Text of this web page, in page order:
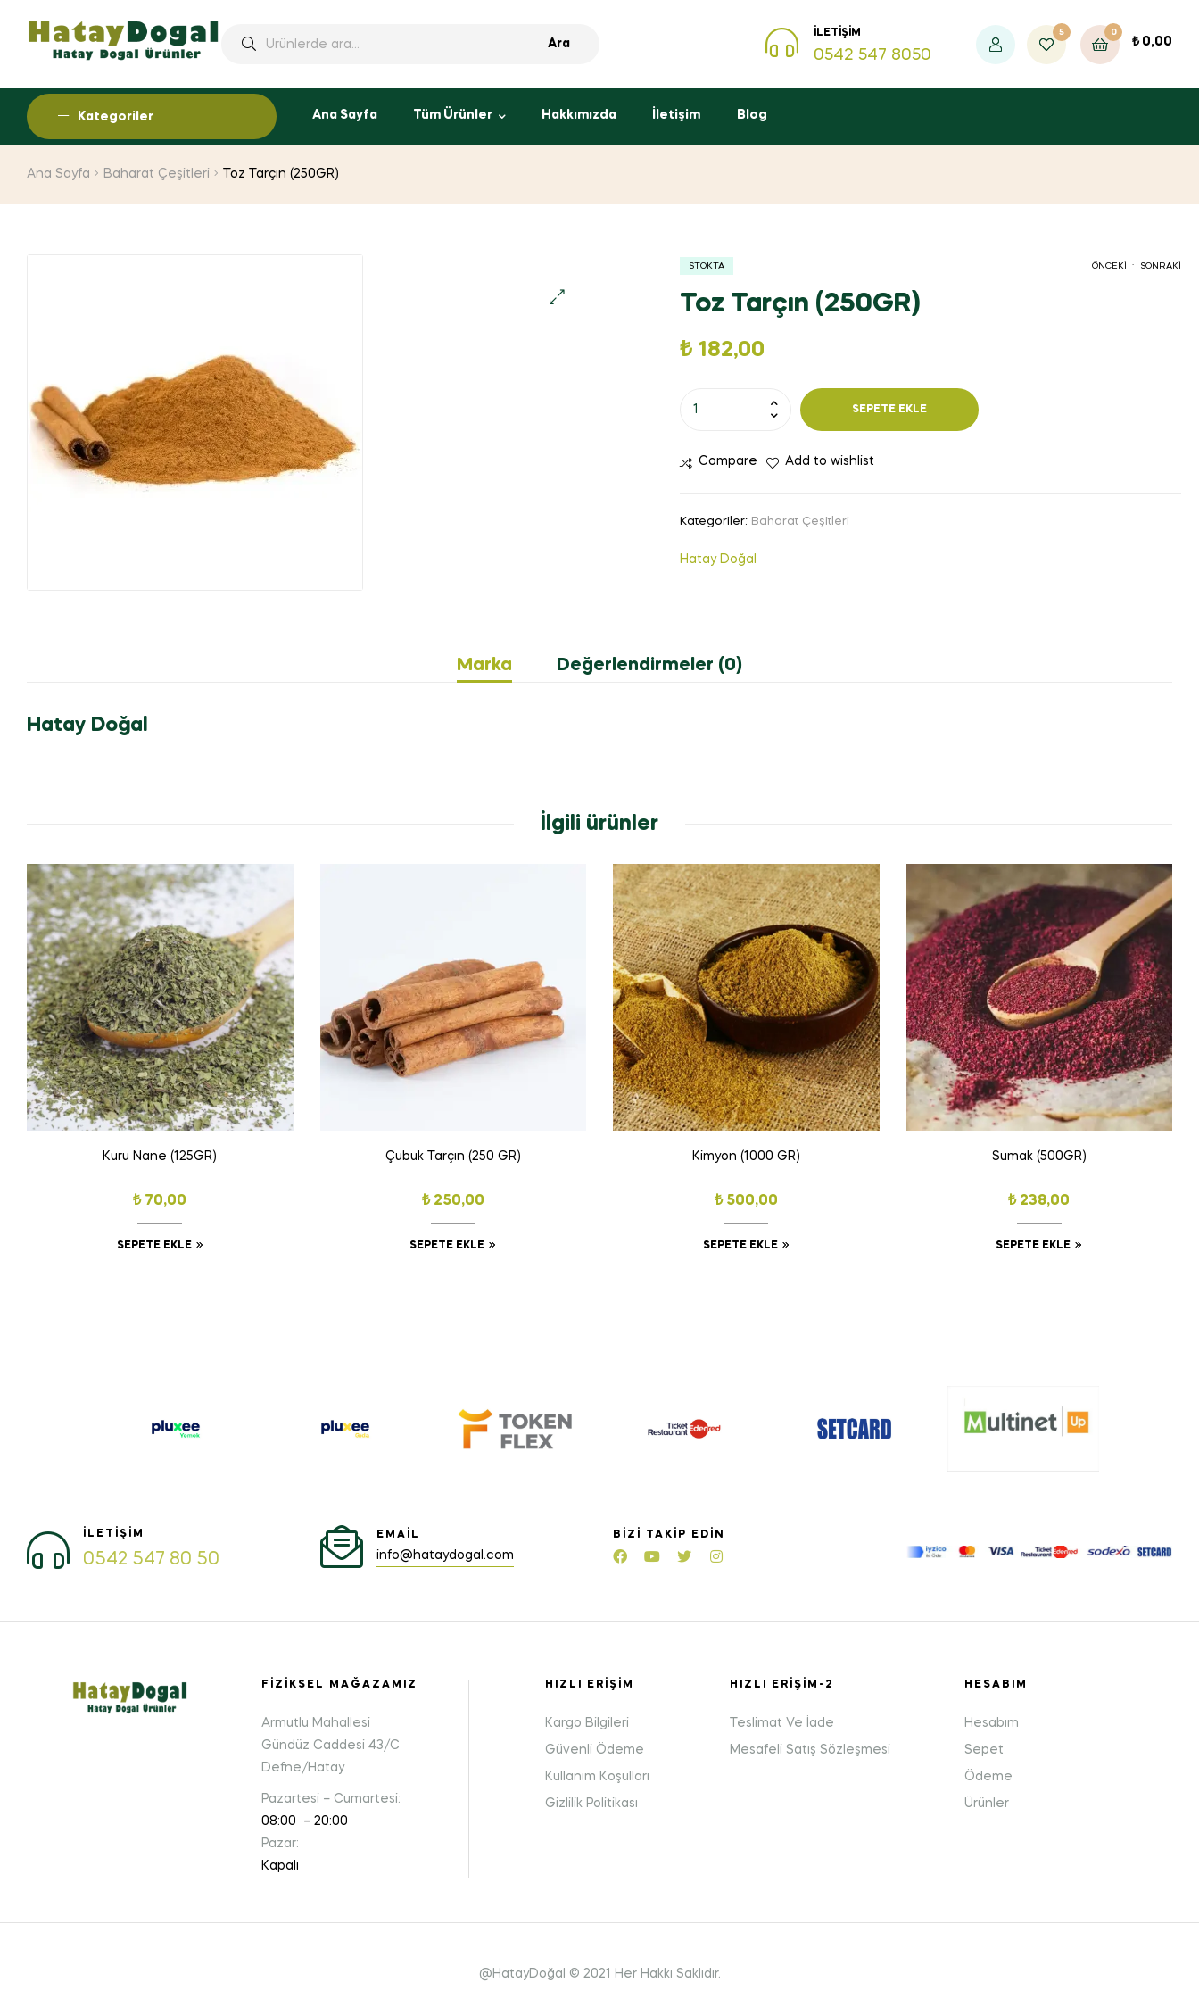
Ara
İLETIŞIM
0542 547 8050
5 0
₺ 0,00
Kategoriler Ana Sayfa Tüm Ürünler Hakkımızda İletişim Blog
Ana Sayfa Baharat Çeşitleri Toz Tarçın (250GR)
ÖNCEKI . SONRAKI
STOKTA
Toz Tarçın (250GR)
₺ 182,00
SEPETE EKLE
Compare Add to wishlist
Kategoriler: Baharat Çeşitleri
Hatay Doğal
Marka Değerlendirmeler (0)
Hatay Doğal
İlgili ürünler
Kuru Nane (125GR)
₺70,00
SEPETE EKLE
Çubuk Tarçın (250 GR)
₺250,00
SEPETE EKLE
Kimyon (1000 GR)
₺500,00
SEPETE EKLE
Sumak (500GR)
₺238,00
SEPETE EKLE
İLETIŞIM
0542 547 80 50
EMAIL
info@hataydogal.com
BIZI TAKIP EDIN
FIZIKSEL MAĞAZAMIZ
Armutlu Mahallesi
Gündüz Caddesi 43/C
Defne/Hatay
Pazartesi – Cumartesi:
08:00 – 20:00
Pazar:
Kapalı
HIZLI ERIŞIM
Kargo Bilgileri
Güvenli Ödeme
Kullanım Koşulları
Gizlilik Politikası
HIZLI ERIŞIM-2
Teslimat Ve İade
Mesafeli Satış Sözleşmesi
HESABIM
Hesabım
Sepet
Ödeme
Ürünler
@HatayDoğal © 2021 Her Hakkı Saklıdır.